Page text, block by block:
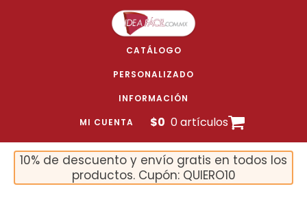
CATÁLOGO
PERSONALIZADO
INFORMACIÓN
MI CUENTA $0 0 artículos
10% de descuento y envío gratis en todos los
productos. Cupón: QUIERO10